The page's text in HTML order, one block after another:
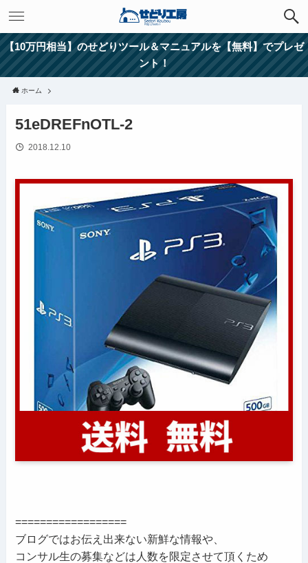
【10万円相当】のせどりツール＆マニュアルを【無料】でプレゼ
ント！
ホーム
51eDREFnOTL-2
2018.12.10
==================
ブログではお伝え出来ない新鮮な情報や、
コンサル生の募集などは人数を限定させて頂くため